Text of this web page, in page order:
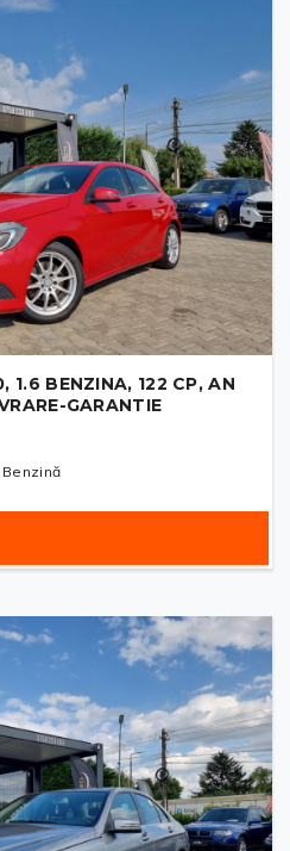
1.6 BENZINA, 122 CP, AN
GARANTIE
Benzină